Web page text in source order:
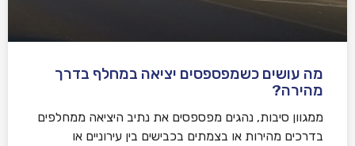
מה עושים כשמפספסים יציאה במחלף בדרך
מהירה?
ממגוון סיבות, נהגים מפספסים את נתיב היציאה ממחלפים
בדרכים מהירות או בצמתים בכבישים בין עירוניים או